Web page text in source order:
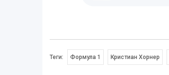
Теги: Формула 1 Кристиан Хорнер